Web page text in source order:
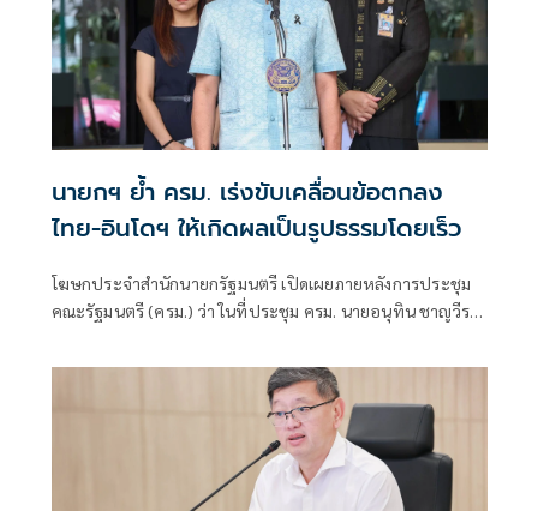
นายกฯ ย้ำ ครม. เร่งขับเคลื่อนข้อตกลง
ไทย-อินโดฯ ให้เกิดผลเป็นรูปธรรมโดยเร็ว
โฆษกประจำสำนักนายกรัฐมนตรี เปิดเผยภายหลังการประชุม
คณะรัฐมนตรี (ครม.) ว่า ในที่ประชุม ครม. นายอนุทิน ชาญวีร
รายงานผลการเยือนสาธารณรัฐอินโดนีเซียอย่างเป็นทางการ
ระหว่างวันที่ 3–4 สิงหาคม 2569